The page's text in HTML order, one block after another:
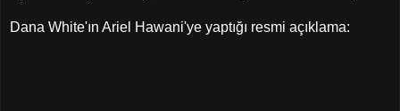
Dana White'ın Ariel Hawani'ye yaptığı resmi açıklama: